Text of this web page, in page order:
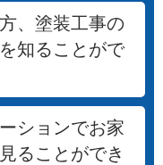
、塗装工事の
知ることがで
ションでお家
ることができ